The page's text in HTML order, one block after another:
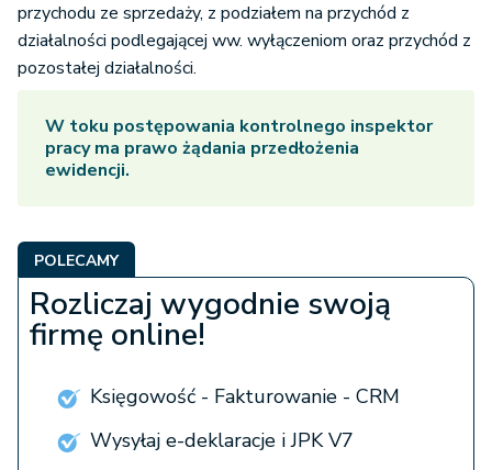
przychodu ze sprzedaży, z podziałem na przychód z
działalności podlegającej ww. wyłączeniom oraz przychód z
pozostałej działalności.
W toku postępowania kontrolnego inspektor
pracy ma prawo żądania przedłożenia
ewidencji.
POLECAMY
Rozliczaj wygodnie swoją
firmę online!
Księgowość - Fakturowanie - CRM
Wysyłaj e-deklaracje i JPK V7